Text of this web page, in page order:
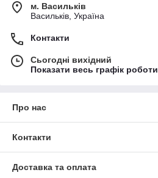
м. Васильків
Васильків, Україна
Контакти
Сьогодні вихідний
Показати весь графік роботи
Про нас
Контакти
Доставка та оплата